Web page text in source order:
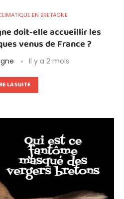
EN BRETAGNE
doit-elle accueillir les
venus de France ?
Il y a 2 mois
LA SUITE